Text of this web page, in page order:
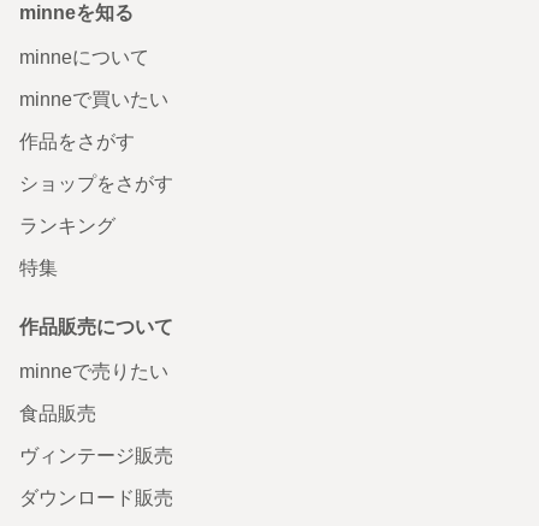
minneを知る
minneについて
minneで買いたい
作品をさがす
ショップをさがす
ランキング
特集
作品販売について
minneで売りたい
食品販売
ヴィンテージ販売
ダウンロード販売